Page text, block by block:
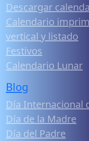
Descargar
Calendario
vertical y listado
Festivos
Calendario Lunar
Blog
Día Internacional
Día de la Madre
Día del Padre